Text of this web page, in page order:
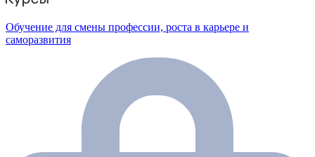
Обучение для смены профессии, роста в карьере и
саморазвития